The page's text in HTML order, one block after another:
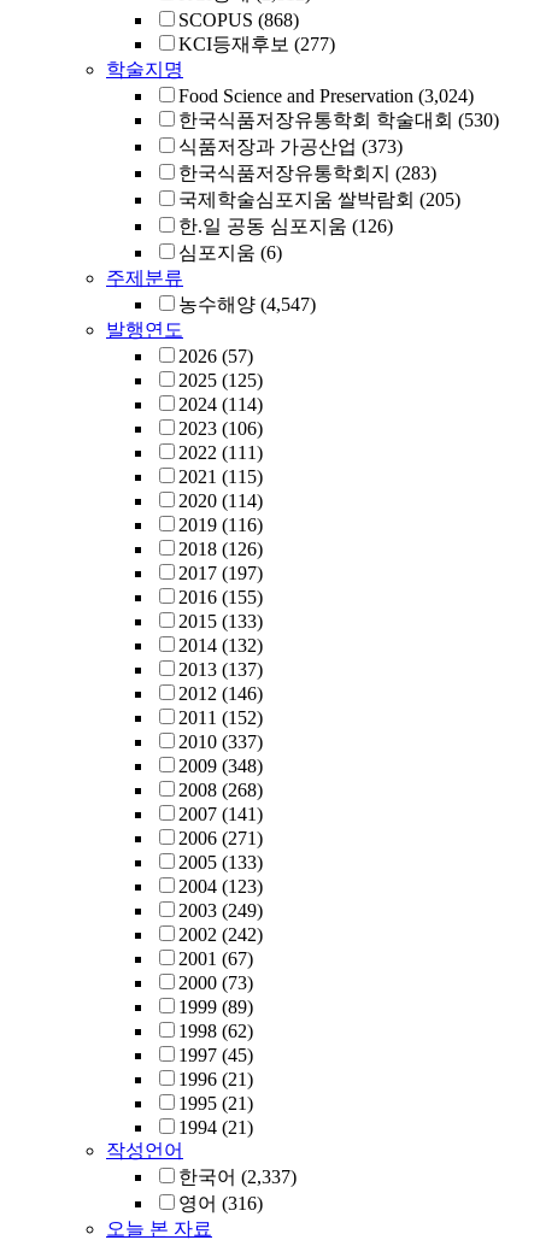
SCOPUS (868)
KCI등재후보 (277)
학술지명
Food Science and Preservation (3,024)
한국식품저장유통학회 학술대회 (530)
식품저장과 가공산업 (373)
한국식품저장유통학회지 (283)
국제학술심포지움 쌀박람회 (205)
한.일 공동 심포지움 (126)
심포지움 (6)
주제분류
농수해양 (4,547)
발행연도
2026 (57)
2025 (125)
2024 (114)
2023 (106)
2022 (111)
2021 (115)
2020 (114)
2019 (116)
2018 (126)
2017 (197)
2016 (155)
2015 (133)
2014 (132)
2013 (137)
2012 (146)
2011 (152)
2010 (337)
2009 (348)
2008 (268)
2007 (141)
2006 (271)
2005 (133)
2004 (123)
2003 (249)
2002 (242)
2001 (67)
2000 (73)
1999 (89)
1998 (62)
1997 (45)
1996 (21)
1995 (21)
1994 (21)
작성언어
한국어 (2,337)
영어 (316)
오늘 본 자료